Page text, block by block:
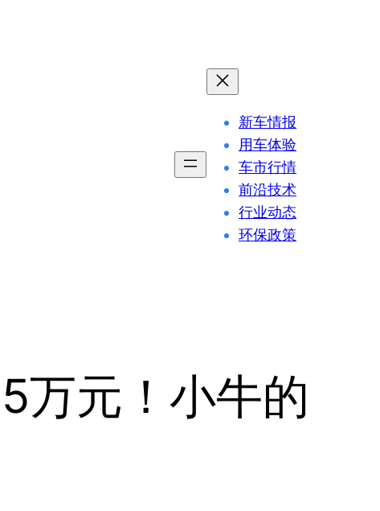
新车情报
用车体验
车市行情
前沿技术
行业动态
环保政策
万元！小牛的